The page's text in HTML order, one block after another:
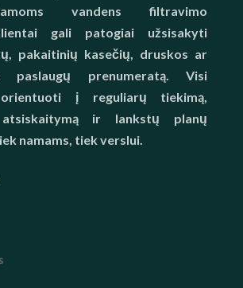
vandens filtravimo
gali patogiai užsisakyti
pakaitinių kasečių, druskos ar
paslaugų prenumeratą. Visi
orientuoti į reguliarų tiekimą,
ir lankstų planų
namams, tiek verslui.